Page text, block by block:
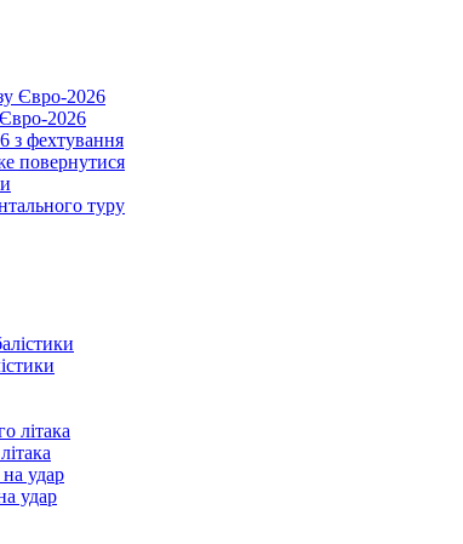
2026
з фехтування
повернутися
туру
удар